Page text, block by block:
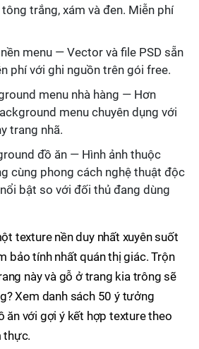
trắng, xám và đen. Miễn phí
menu — Vector và file PSD sẵn
phí với ghi nguồn trên gói free.
menu nhà hàng — Hơn
menu chuyên dụng với
trang nhã.
đồ ăn — Hình ảnh thuộc
cùng phong cách nghệ thuật độc
bật so với đối thủ đang dùng
texture nền duy nhất xuyên suốt
bảo tính nhất quán thị giác. Trộn
này và gỗ ở trang kia trông sẽ
Xem danh sách 50 ý tưởng
ăn với gợi ý kết hợp texture theo
thực.